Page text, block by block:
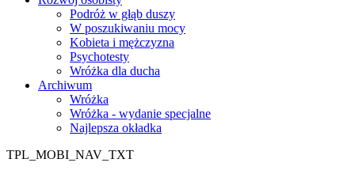
Podróż w głąb duszy
W poszukiwaniu mocy
Kobieta i mężczyzna
Psychotesty
Wróżka dla ducha
Archiwum
Wróżka
Wróżka - wydanie specjalne
Najlepsza okładka
TPL_MOBI_NAV_TXT